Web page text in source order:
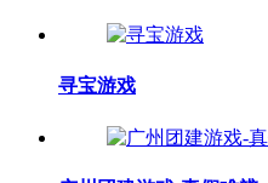
寻宝游戏